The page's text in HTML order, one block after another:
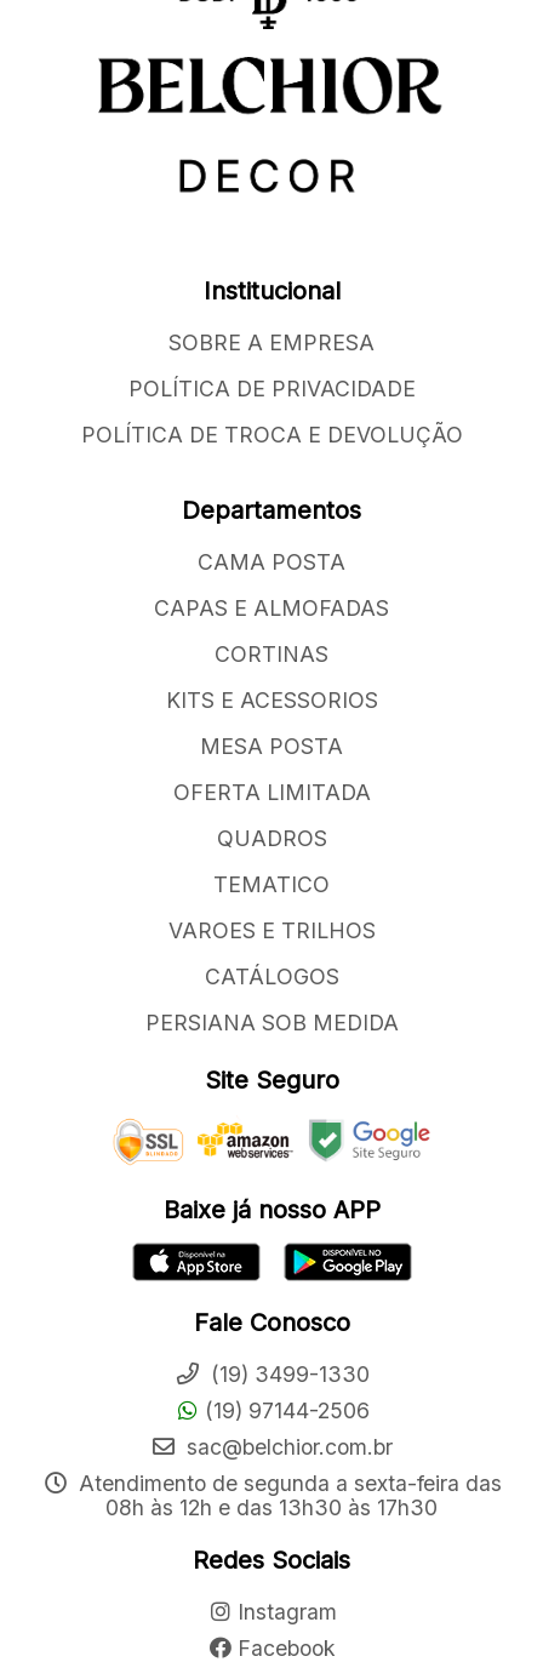
Institucional
SOBRE A EMPRESA
POLÍTICA DE PRIVACIDADE
POLÍTICA DE TROCA E DEVOLUÇÃO
Departamentos
CAMA POSTA
CAPAS E ALMOFADAS
CORTINAS
KITS E ACESSORIOS
MESA POSTA
OFERTA LIMITADA
QUADROS
TEMATICO
VAROES E TRILHOS
CATÁLOGOS
PERSIANA SOB MEDIDA
Site Seguro
Baixe já nosso APP
Fale Conosco
(19) 3499-1330
(19) 97144-2506
sac@belchior.com.br
Atendimento de segunda a sexta-feira das
08h às 12h e das 13h30 às 17h30
Redes Sociais
Instagram
Facebook